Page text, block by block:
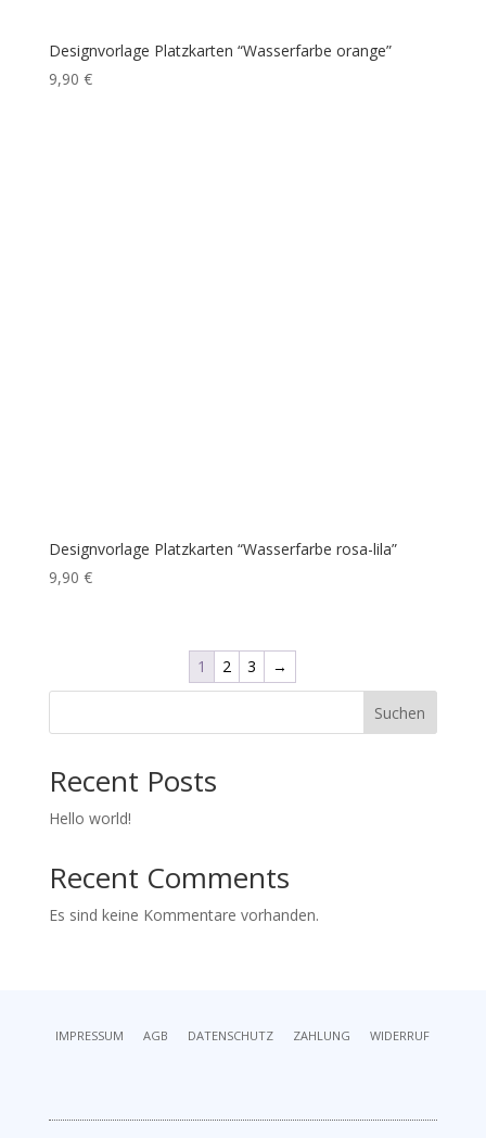
Designvorlage Platzkarten “Wasserfarbe orange”
9,90 €
Designvorlage Platzkarten “Wasserfarbe rosa-lila”
9,90 €
1 2 3 →
Suchen
Recent Posts
Hello world!
Recent Comments
Es sind keine Kommentare vorhanden.
IMPRESSUM AGB DATENSCHUTZ ZAHLUNG WIDERRUF